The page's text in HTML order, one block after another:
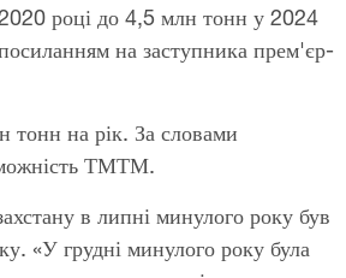
році до 4,5 млн тонн у 2024
на заступника прем'єр-
тонн на рік. За словами
ТМТМ.
в липні минулого року був
«У грудні минулого року була